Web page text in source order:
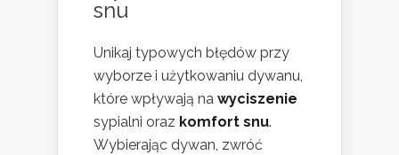
snu
Unikaj typowych błędów przy
wyborze i użytkowaniu dywanu,
które wpływają na wyciszenie
sypialni oraz komfort snu.
Wybierając dywan, zwróć